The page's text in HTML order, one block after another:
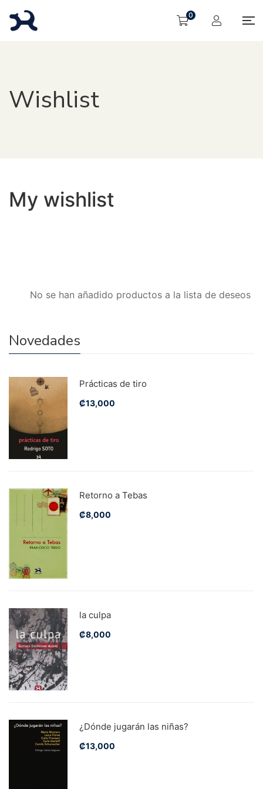
0
Wishlist
My wishlist
No se han añadido productos a la lista de deseos
Novedades
Prácticas de tiro
₡13,000
Retorno a Tebas
₡8,000
la culpa
₡8,000
¿Dónde jugarán las niñas?
₡13,000